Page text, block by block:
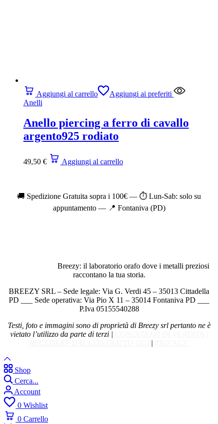
Aggiungi al carrello
Aggiungi ai preferiti
Anelli
Anello piercing a ferro di cavallo
argento925 rodiato
49,50 € Aggiungi al carrello
🚚 Spedizione Gratuita sopra i 100€ — ⏱️ Lun-Sab: solo su
appuntamento — 📍 Fontaniva (PD)
Breezy: il laboratorio orafo dove i metalli preziosi
raccontano la tua storia.
BREEZY SRL – Sede legale: Via G. Verdi 45 – 35013 Cittadella
PD ___ Sede operativa: Via Pio X 11 – 35014 Fontaniva PD ___
P.Iva 05155540288
Testi, foto e immagini sono di proprietà di Breezy srl pertanto ne è
vietato l’utilizzo da parte di terzi |
|
Shop
Cerca...
Account
0 Wishlist
0 Carrello